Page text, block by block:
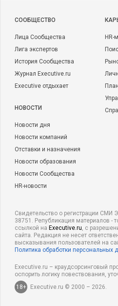
CООБЩЕСТВО
Лица Сообщества
Лига экспертов
История Сообщества
Журнал Executive.ru
Executive отдыхает
НОВОСТИ
Новости дня
Новости компаний
Отставки и назначения
Новости образования
Новости Сообщества
HR-новости
HR-
Свидетельство о регистрации СМИ
38751. Републикация материалов -
ссылкой на Executive.ru, с
сайта. Редакция не несет
высказывания пользователей на
Политика обработки персональных
Executive.ru – краудсорсинговый
оспорить логику повествования,
18+
Executive.ru © 2000 – 2026.